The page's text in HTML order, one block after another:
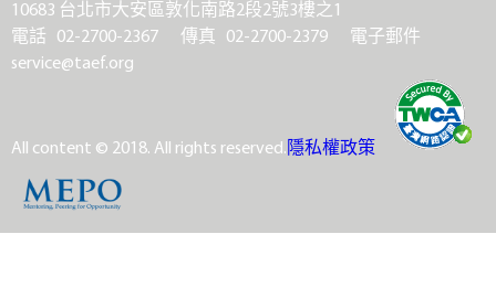
10683 台北市大安區敦化南路2段2號3樓之1
電話 02-2700-2367
傳真 02-2700-2379
電子郵件
service@taef.org
All content © 2018. All rights reserved.隱私權政策